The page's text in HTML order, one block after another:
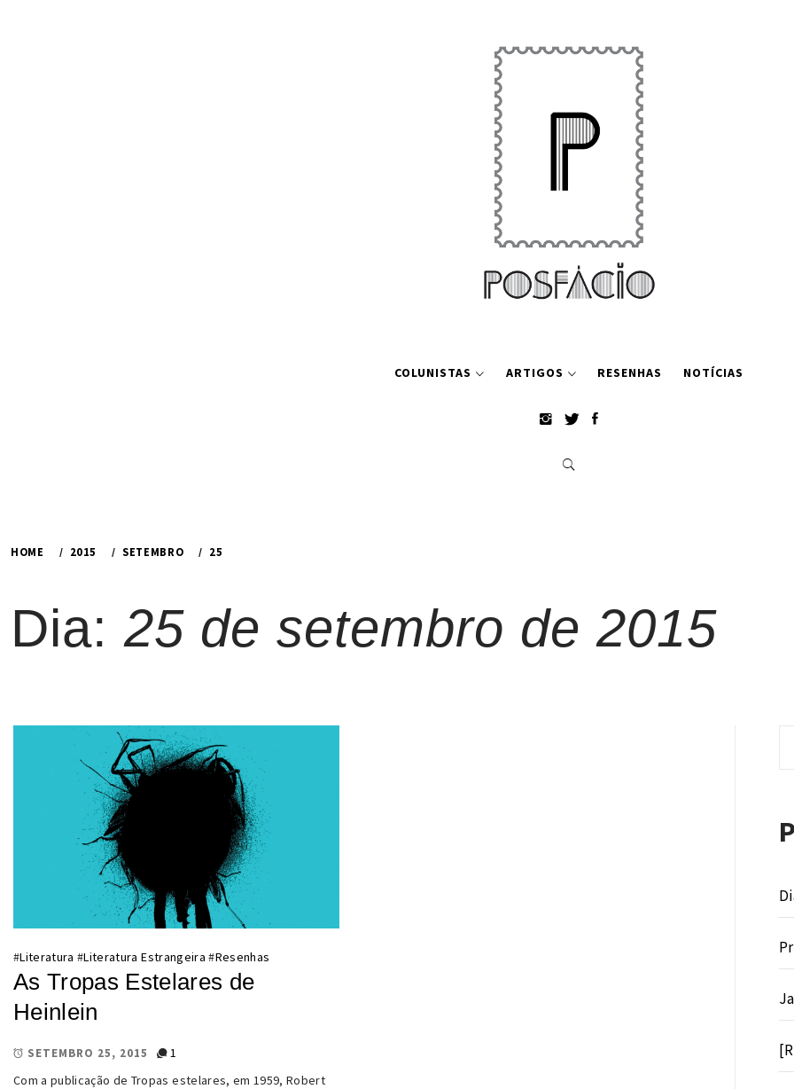
COLUNISTAS ARTIGOS RESENHAS NOTÍCIAS
HOME 2015 SETEMBRO 25
Dia: 25 de setembro de 2015
#Literatura #Literatura Estrangeira #Resenhas
As Tropas Estelares de
Heinlein
SETEMBRO 25, 2015
1
Com a publicação de Tropas estelares, em 1959, Robert